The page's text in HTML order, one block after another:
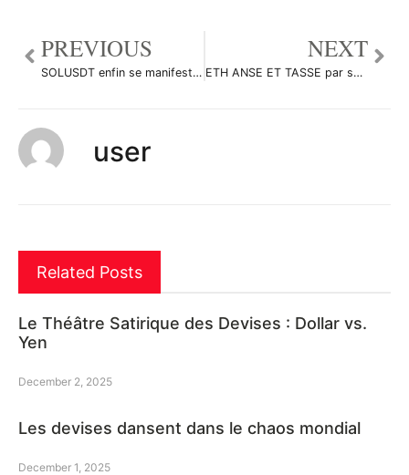
PREVIOUS
SOLUSDT enfin se manifeste par amichimoku
NEXT
ETH ANSE ET TASSE par spareine800
user
Related Posts
Le Théâtre Satirique des Devises : Dollar vs.
Yen
December 2, 2025
Les devises dansent dans le chaos mondial
December 1, 2025